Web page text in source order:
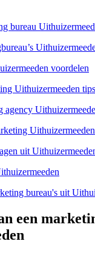
bureau
voordelen
Uithuizermeeden
agency
Uithuizermeeden
uit
bureau's uit
een